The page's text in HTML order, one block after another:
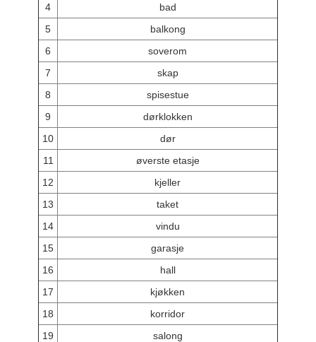
4
bad
5
balkong
6
soverom
7
skap
8
spisestue
9
dørklokken
10
dør
11
øverste etasje
12
kjeller
13
taket
14
vindu
15
garasje
16
hall
17
kjøkken
18
korridor
19
salong